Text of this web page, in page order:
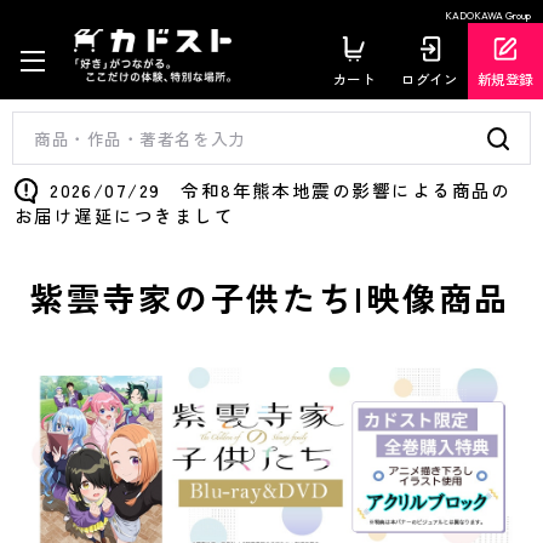
KADOKAWA Group
カート ログイン 新規登録
2026/07/29 令和8年熊本地震の影響による商品の
お届け遅延につきまして
紫雲寺家の子供たち|映像商品